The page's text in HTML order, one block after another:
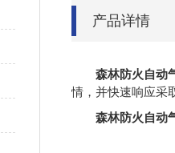
产品详情
森林防火自动
情，并快速响应
森林防火自动